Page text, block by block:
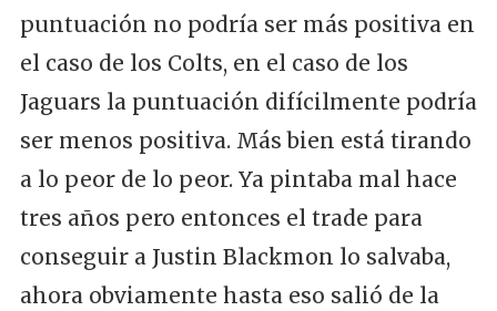
puntuación no podría ser más positiva en
el caso de los Colts, en el caso de los
Jaguars la puntuación difícilmente podría
ser menos positiva. Más bien está tirando
a lo peor de lo peor. Ya pintaba mal hace
tres años pero entonces el trade para
conseguir a Justin Blackmon lo salvaba,
ahora obviamente hasta eso salió de la